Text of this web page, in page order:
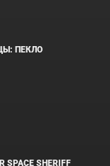
ПЕКЛО
SPACE SHERIFF